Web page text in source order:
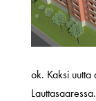
ok. Kaksi
Lauttasaaressa.